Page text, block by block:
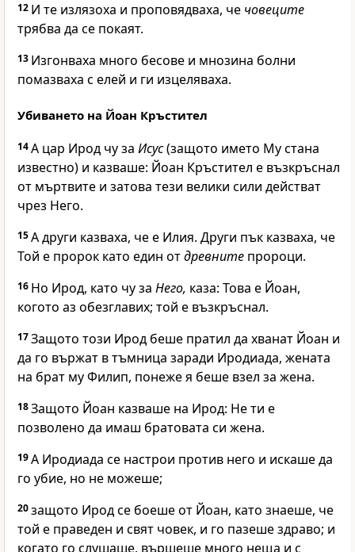
12 И те излязоха и проповядваха, че човеците
трябва да се покаят.
13 Изгонваха много бесове и мнозина болни
помазваха с елей и ги изцеляваха.
Убиването на Йоан Кръстител
14А цар Ирод чу за Исус(защото името Му стана
известно) и казваше: Йоан Кръстител е възкръснал
от мъртвите и затова тези велики сили действат
чрез Него.
15А други казваха, че е Илия. Други пък казваха, че
Той е пророк като един отдревните пророци.
16 Но Ирод, като чу за Него, каза: Това е Йоан,
когото аз обезглавих; той е възкръснал.
17Защото този Ирод беше пратил да хванат Йоан и
да го вържат в тъмница заради Иродиада, жената
на брат му Филип, понеже я беше взел за жена.
18Защото Йоан казваше на Ирод: Не ти е
позволено да имаш братовата си жена.
19А Иродиада се настрои против него и искаше да
го убие, но не можеше;
20защото Ирод се боеше от Йоан, като знаеше, че
той е праведен и свят човек, и го пазеше здраво; и
когато го слушаше, вършеше много неща и с